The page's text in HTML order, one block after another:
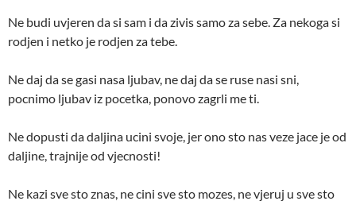
Ne budi uvjeren da si sam i da zivis samo za sebe. Za nekoga si
rodjen i netko je rodjen za tebe.
Ne daj da se gasi nasa ljubav, ne daj da se ruse nasi sni,
pocnimo ljubav iz pocetka, ponovo zagrli me ti.
Ne dopusti da daljina ucini svoje, jer ono sto nas veze jace je od
daljine, trajnije od vjecnosti!
Ne kazi sve sto znas, ne cini sve sto mozes, ne vjeruj u sve sto